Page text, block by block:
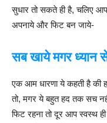
सुधार तो सकते ही है, चलिए
अपनाये और फिट बन जाये-
सबखायेमगरध्यान
एक आम धारणा ये कहती है की
तो, मगर ये बहुत हद तक सच
फिट रहना तो दूर आप स्वस्थ